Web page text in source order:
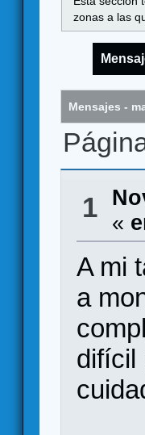
zonas a las
Mensajes -
1
«
A mi
a
difícil